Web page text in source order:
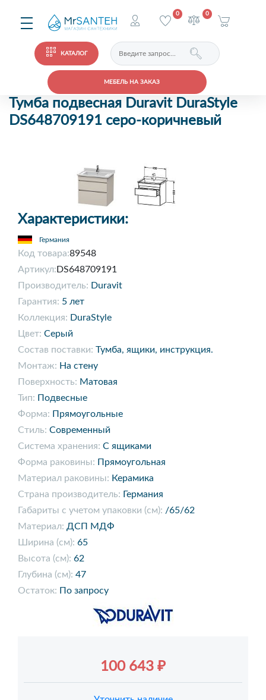
КАТАЛОГ
МЕБЕЛЬ НА ЗАКАЗ
0 0
Тумба подвесная Duravit DuraStyle
DS648709191 серо-коричневый
Характеристики:
Германия
Код товара:89548
Артикул: DS648709191
Производитель: Duravit
Гарантия: 5 лет
Коллекция: DuraStyle
Цвет: Серый
Состав поставки: Тумба, ящики, инструкция.
Монтаж: На стену
Поверхность: Матовая
Тип: Подвесные
Форма: Прямоугольные
Стиль: Современный
Система хранения: С ящиками
Форма раковины: Прямоугольная
Материал раковины: Керамика
Страна производитель: Германия
Габариты с учетом упаковки (см): /65/62
Материал: ДСП МДФ
Ширина (см): 65
Высота (см): 62
Глубина (см): 47
Остаток: По запросу
100 643 ₽